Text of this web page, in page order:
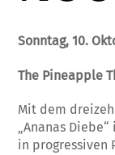
Sonntag, 10.
The Pineapple
Mit dem
„Ananas Diebe“
in progressiven